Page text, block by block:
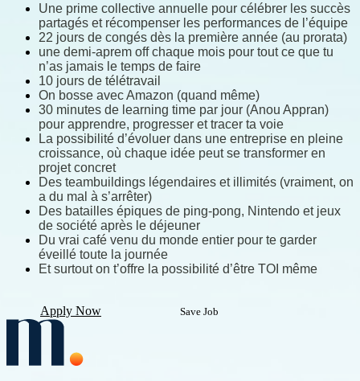
Une prime collective annuelle pour célébrer les succès
partagés et récompenser les performances de l’équipe
22 jours de congés dès la première année (au prorata)
une demi-aprem off chaque mois pour tout ce que tu
n’as jamais le temps de faire
10 jours de télétravail
On bosse avec Amazon (quand même)
30 minutes de learning time par jour (Anou Appran)
pour apprendre, progresser et tracer ta voie
La possibilité d’évoluer dans une entreprise en pleine
croissance, où chaque idée peut se transformer en
projet concret
Des teambuildings légendaires et illimités (vraiment, on
a du mal à s’arrêter)
Des batailles épiques de ping-pong, Nintendo et jeux
de société après le déjeuner
Du vrai café venu du monde entier pour te garder
éveillé toute la journée
Et surtout on t’offre la possibilité d’être TOI même
Apply Now Save Job